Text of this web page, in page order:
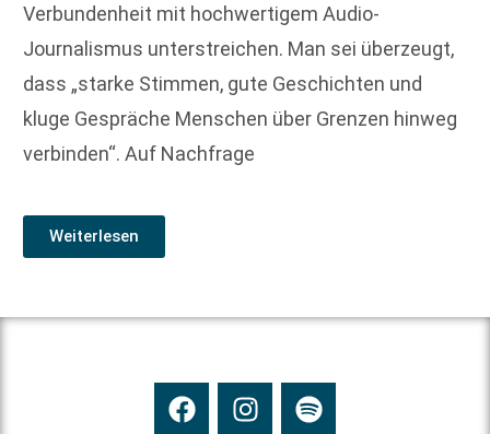
Verbundenheit mit hochwertigem Audio-
Journalismus unterstreichen. Man sei überzeugt,
dass „starke Stimmen, gute Geschichten und
kluge Gespräche Menschen über Grenzen hinweg
verbinden“. Auf Nachfrage
Weiterlesen